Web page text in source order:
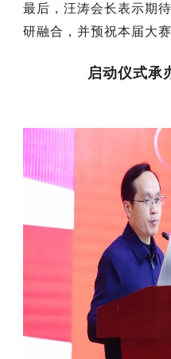
最后，汪涛会长表示期
研融合，并预祝本届大
启动仪式承